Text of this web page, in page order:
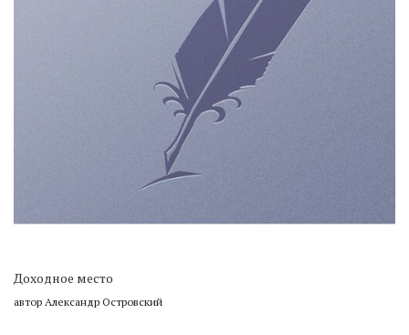
Доходное место
автор Александр Островский